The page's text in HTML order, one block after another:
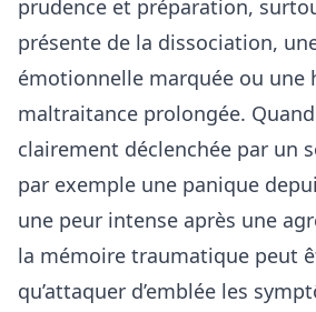
prudence et préparation,
présente de la dissociation,
émotionnelle marquée ou une
maltraitance prolongée. Quand
clairement déclenchée par un
par exemple une panique
une peur intense après une
la mémoire traumatique peut
qu’attaquer d’emblée les